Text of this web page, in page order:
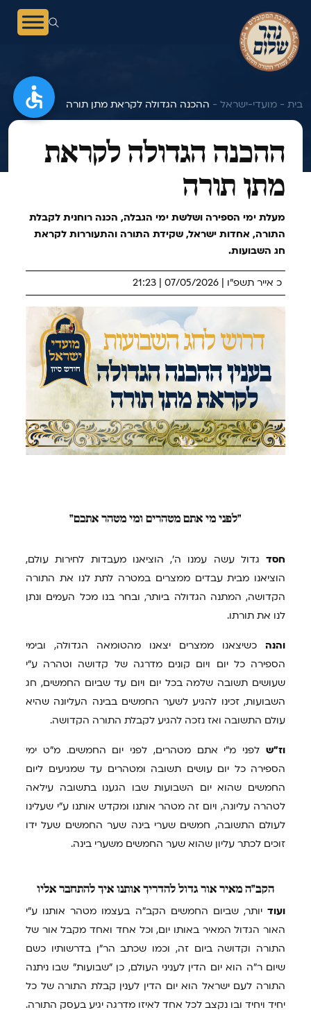
בית - מועדי-ישראל - ההכנה הגדולה לקראת מתן תורה
ההכנה הגדולה לקראת
מתן תורה
מעלת ימי הספירה ושלשת ימי הגבלה, הכנה רוחנית לקבלת
התורה, אחדות ישראל, שקידת התורה והתעוררות לקראת
חג השבועות.
כ אייר תשפ"ו | 07/05/2026 | 21:23
"לפני מי אתם מטהרים ומי מטהר אתכם"
חסד גדול עשה עמנו ה', הוציאנו מעבדות לחירות עולם,
הוציאנו מבית עבדים ממצרים במטרה לתת לנו את התורה
הקדושה, המתנה הגדולה ביותר, ובחר בנו מכל העמים ונתן
לנו את תורתו.
והנה כשיצאנו ממצרים יצאנו מהטומאה הגדולה, ובימי
הספירה כל יום ויום קונים מדרגה של קדושה וטהרה ע"י
שעושים תשובה שלמה בכל יום ויום עד שביום החמשים, חג
השבועות, זכינו להגיע לשער החמשים בבינה העליונה שהיא
עולם התשובה ואז נזכה להגיע לקבלת התורה הקדושה.
וז"ש לפני מ"י אתם מטהרים, לפני יום החמשים. מ"ט ימי
הספירה כל יום עושים תשובה ומטהרים עד שמגיעים ליום
החמשים שהוא יום השבועות שבו הגענו בתשובה עילאה
לטהרה עליונה, ויום זה מטהר אותנו ומקדש אותנו ע"י שעלינו
לעולם התשובה, חמשים שערי בינה שער החמשים שעל ידו
זוכים לכתר עליון שהוא שער החמשים משערי בינה.
הקב"ה מאיר אור גדול להדריך אותנו איך להתחבר אליו
ועוד יותר, שביום החמשים הקב"ה בעצמו מטהר אותנו ע"י
האור הגדול המאיר באותו יום, וכל אחד ואחד מקבל אור של
התורה וקדושה ביום זה, וכמו שכתב הר"ן בדרשותיו כשם
שיום ר"ה הוא יום הדין לעניני העולם, כן "שבועות" שבו ניתנה
התורה לעם ישראל הוא יום הדין לענין קבלת התורה של כל
יחיד ויחיד ובו נקצב לכל אחד לאיזו מדרגה יגיע בעסק התורה.